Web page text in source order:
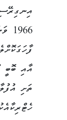
އާއި
ތަށި